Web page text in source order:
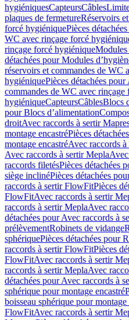
hygiéniquesCapteursCâbles
plaques de fermetureRéservoirs
forcé hygiéniquePièces
WC avec rinçage forcé
rinçage forcé hygiéniqueModules
détachées pour Modules
réservoirs et commandes de WC
hygiéniquePièces détachées
commandes de WC avec rinçage
hygiéniqueCapteursCâblesBlocs
pour Blocs d’alimentation
droitAvec raccords à sertir
montage encastréPièces
montage encastréAvec raccords
Avec raccords à sertir Mepla
raccords filetésPièces détachées
siège inclinéPièces détachées
raccords à sertir FlowFitPièces
FlowFitAvec raccords à sertir
raccords à sertir MeplaAvec
détachées pour Avec raccords à
prélèvementRobinets de vidange
sphériquePièces détachées pour
raccords à sertir FlowFitPièces
FlowFitAvec raccords à sertir
raccords à sertir MeplaAvec
détachées pour Avec raccords à
sphérique pour montage encastré
boisseau sphérique pour montage
FlowFitAvec raccords à sertir